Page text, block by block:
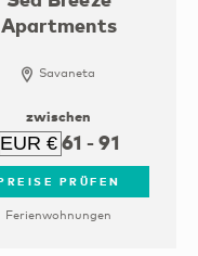
Apartments
Savaneta
zwischen
61 -91
PRÜFEN
Ferienwohnungen